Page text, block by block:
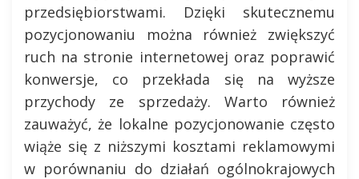
przedsiębiorstwami. Dzięki skutecznemu
pozycjonowaniu można również zwiększyć
ruch na stronie internetowej oraz poprawić
konwersje, co przekłada się na wyższe
przychody ze sprzedaży. Warto również
zauważyć, że lokalne pozycjonowanie często
wiąże się z niższymi kosztami reklamowymi
w porównaniu do działań ogólnokrajowych